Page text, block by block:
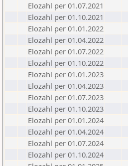
Elozahl per 01.07.2021
Elozahl per 01.10.2021
Elozahl per 01.01.2022
Elozahl per 01.04.2022
Elozahl per 01.07.2022
Elozahl per 01.10.2022
Elozahl per 01.01.2023
Elozahl per 01.04.2023
Elozahl per 01.07.2023
Elozahl per 01.10.2023
Elozahl per 01.01.2024
Elozahl per 01.04.2024
Elozahl per 01.07.2024
Elozahl per 01.10.2024